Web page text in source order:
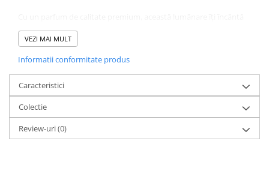
simțurile chiar și atunci când nu este aprinsă, fiind un decor
elegant și plin de farmec. Poate fi un cadou minunat pentru
Fiind realizată manual, fiecare lumânare este unică – micile
variații de textură și culoare adaugă un farmec aparte,
transformând-o într-un obiect cu adevărat special. Perfectă
pentru a aduce magie și căldură sărbătorilor tale!
Informații suplimentare:
VEZI MAI MULT
Informatii conformitate produs
Caracteristici
Colectie
Review-uri(0)